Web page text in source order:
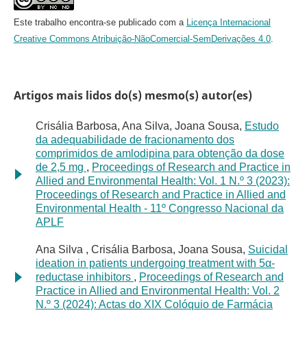
Este trabalho encontra-se publicado com a Licença Internacional
Creative Commons Atribuição-NãoComercial-SemDerivações 4.0.
Artigos mais lidos do(s) mesmo(s) autor(es)
Crisália Barbosa, Ana Silva, Joana Sousa, Estudo
da adequabilidade de fracionamento dos
comprimidos de amlodipina para obtenção da dose
de 2,5 mg , Proceedings of Research and Practice in
Allied and Environmental Health: Vol. 1 N.º 3 (2023):
Proceedings of Research and Practice in Allied and
Environmental Health - 11º Congresso Nacional da
APLF
Ana Silva , Crisália Barbosa, Joana Sousa, Suicidal
ideation in patients undergoing treatment with 5α-
reductase inhibitors , Proceedings of Research and
Practice in Allied and Environmental Health: Vol. 2
N.º 3 (2024): Actas do XIX Colóquio de Farmácia